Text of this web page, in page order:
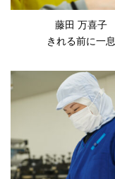
藤田 万喜子
きれる前に一息